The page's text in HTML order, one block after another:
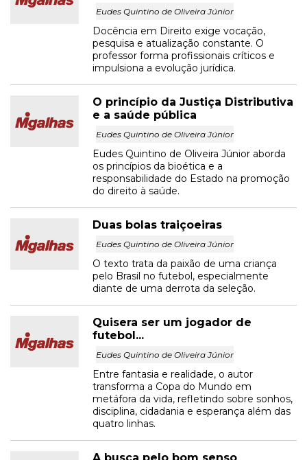
Eudes Quintino de Oliveira Júnior
Docência em Direito exige vocação,
pesquisa e atualização constante. O
professor forma profissionais críticos e
impulsiona a evolução jurídica.
O princípio da Justiça Distributiva
e a saúde pública
Eudes Quintino de Oliveira Júnior
Eudes Quintino de Oliveira Júnior aborda
os princípios da bioética e a
responsabilidade do Estado na promoção
do direito à saúde.
Duas bolas traiçoeiras
Eudes Quintino de Oliveira Júnior
O texto trata da paixão de uma criança
pelo Brasil no futebol, especialmente
diante de uma derrota da seleção.
Quisera ser um jogador de
futebol...
Eudes Quintino de Oliveira Júnior
Entre fantasia e realidade, o autor
transforma a Copa do Mundo em
metáfora da vida, refletindo sobre sonhos,
disciplina, cidadania e esperança além das
quatro linhas.